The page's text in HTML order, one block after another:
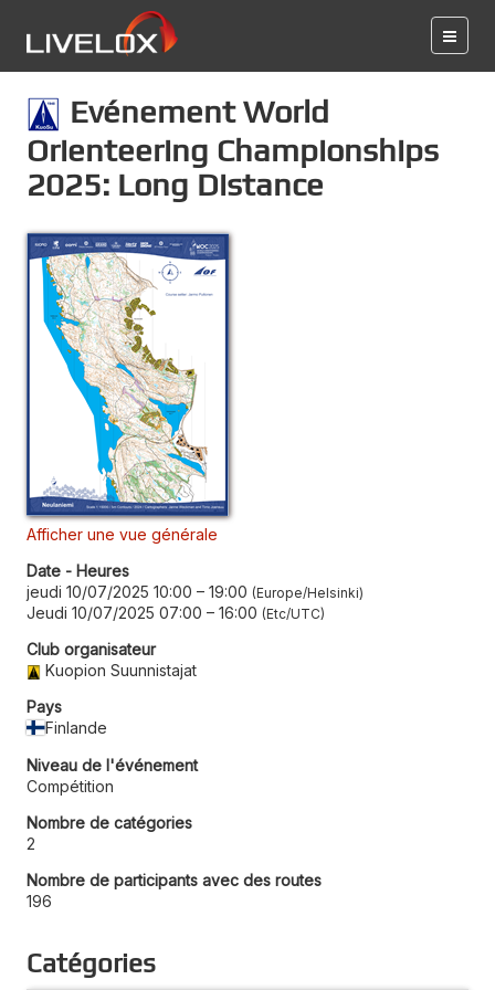
Evénement World
Orienteering Championships
2025: Long Distance
Afficher une vue générale
Date - Heures
jeudi 10/07/2025 10:00 – 19:00 Europe/Helsinki
Jeudi 10/07/2025 07:00 – 16:00 Etc/UTC
Club organisateur
Kuopion Suunnistajat
Pays
Finlande
Niveau de l'événement
Compétition
Nombre de catégories
2
Nombre de participants avec des routes
196
Catégories